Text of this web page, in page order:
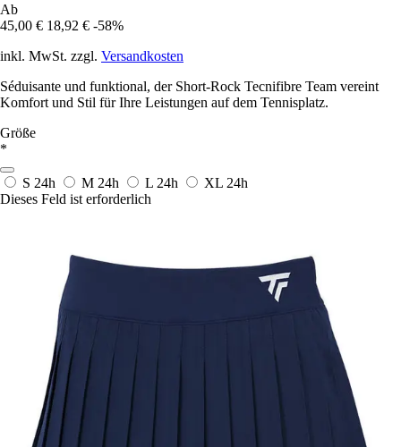
Ab
45,00 € 18,92 € -58%
inkl. MwSt. zzgl. Versandkosten
Séduisante und funktional, der Short-Rock Tecnifibre Team vereint
Komfort und Stil für Ihre Leistungen auf dem Tennisplatz.
Größe
*
S 24h M 24h L 24h XL 24h
Dieses Feld ist erforderlich